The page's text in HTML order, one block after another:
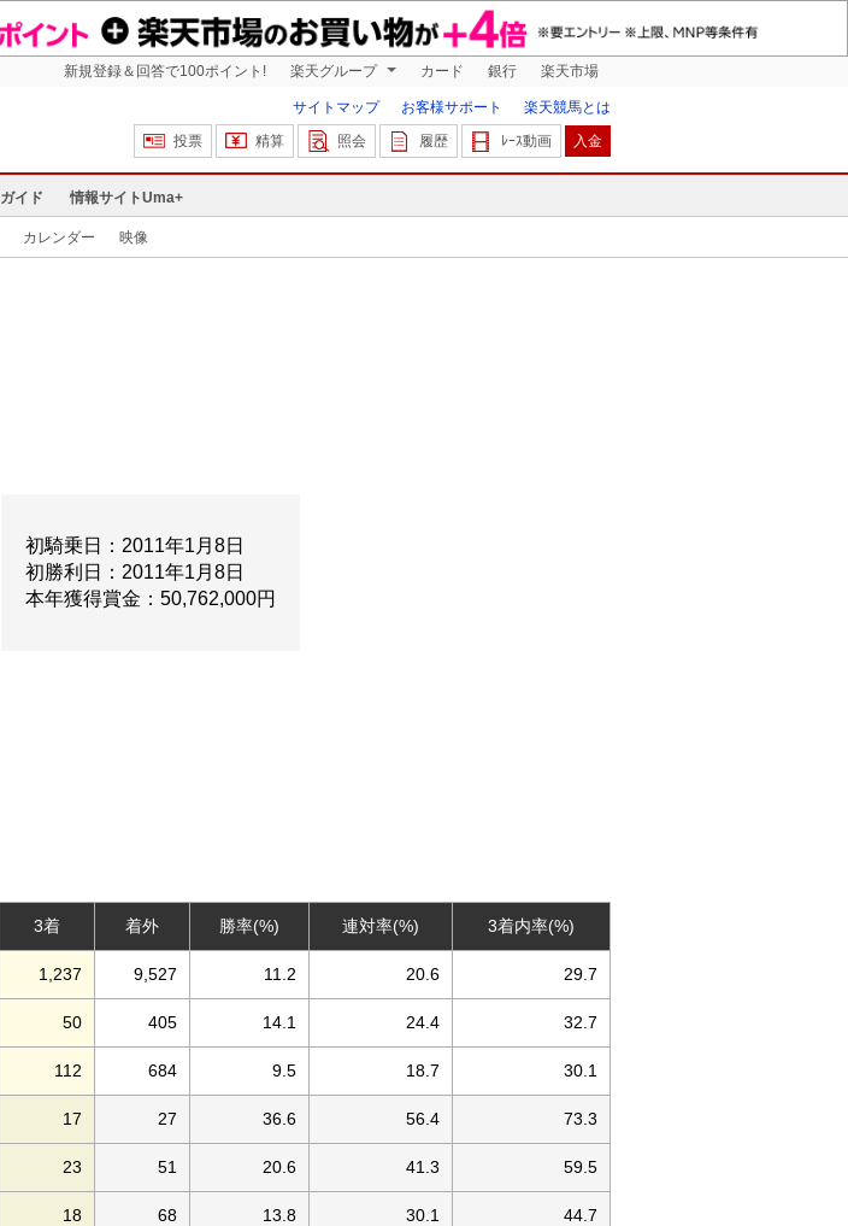
新規登録＆回答で100ポイント! 楽天グループ カード 銀行 楽天市場
サイトマップ お客様サポート
楽天競馬とは
投票
精算 照会 履歴 ﾚｰｽ動画 入金
ガイド 情報サイトUma+
カレンダー 映像
初騎乗日： 2011年1月8日
初勝利日： 2011年1月8日
本年獲得賞金： 50,762,000円
3着 着外 勝率(%) 連対率(%) 3着内率(%)
1,237 9,527 11.2 20.6 29.7
50 405 14.1 24.4 32.7
112 684 9.5 18.7 30.1
17 27 36.6 56.4 73.3
23 51 20.6 41.3 59.5
18 68 13.8 30.1 44.7